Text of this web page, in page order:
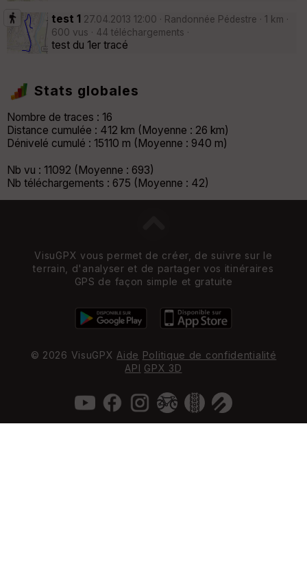
test 1 27.04.2013 12:00 · Randonnée Pédestre · 1 km ·
600 vus · 44 téléchargements ·
test du 1er tracé
Stats globales
Nombre de traces : 16
Distance cumulée : 412 km (Moyenne : 26 km)
Dénivelé cumulé : 15110 m (Moyenne : 940 m)
Nb vu : 11092 (Moyenne : 693)
Nb téléchargements : 675 (Moyenne : 42)
VisuGPX vous permet de créer, de suivre sur le
terrain, d'analyser et de partager vos itinéraires
GPS de façon simple et gratuite
© 2026 VisuGPX Aide Politique de confidentialité
API GPX 3D